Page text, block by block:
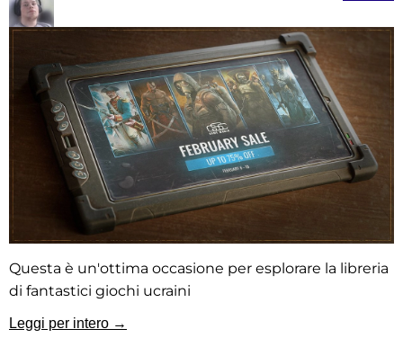
Questa è un'ottima occasione per esplorare la libreria
di fantastici giochi ucraini
Leggi per intero →